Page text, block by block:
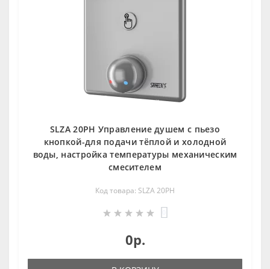
SLZA 20PH Управление душем c пьезо
кнопкой-для подачи тёплой и холодной
воды, настройка температуры механическим
смесителем
Код товара: SLZA 20PH
0р.